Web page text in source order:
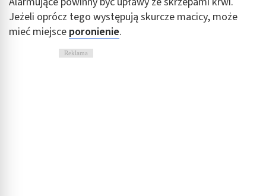
Jeżeli oprócz tego występują skurcze macicy, może
mieć miejsce poronienie.
Reklama
Rozwój i ulepszanie usług
Wykorzystywanie ograniczonych danych do
wyboru treści